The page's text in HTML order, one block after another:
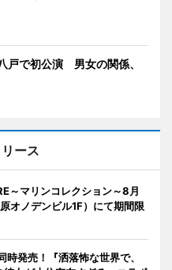
戸で初公演 男女の関係、
ース
～マリンコレクション～8月
オノデンビル1F）にて期間限
発売！『洒落怖な世界で、